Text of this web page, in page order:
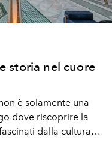
storia nel cuore
è solamente una
dove riscoprire la
dalla cultura